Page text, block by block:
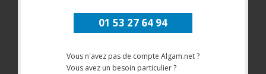
01 53 27 64 94
Vous n'avez pas de compte Algam.net ?
Vous avez un besoin particulier ?